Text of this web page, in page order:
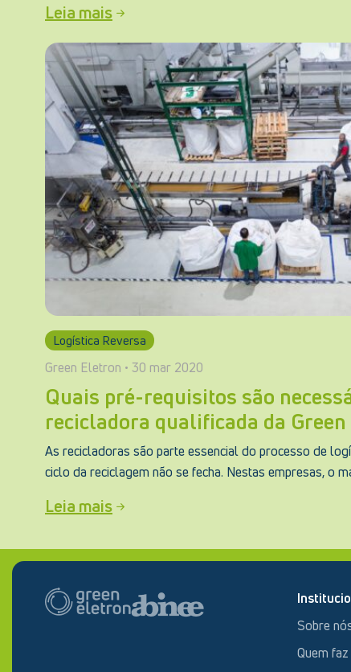
Leia mais
Logística Reversa
Green Eletron • 30 mar 2020
Quais pré-requisitos são
recicladora qualificada da
As recicladoras são parte essencial do processo de
ciclo da reciclagem não se fecha. Nestas empresas, o
Leia mais
Sobre
Quem